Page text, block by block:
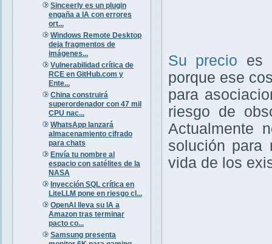
Sinceerly es un plugin
engaña a IA con errores
ort...
Windows Remote Desktop
deja fragmentos de
imágenes...
Vulnerabilidad crítica de
RCE en GitHub.com y
Ente...
China construirá
superordenador con 47 mil
CPU nac...
WhatsApp lanzará
almacenamiento cifrado
para chats
Envía tu nombre al
espacio con satélites de la
NASA
Inyección SQL crítica en
LiteLLM pone en riesgo cl...
OpenAI lleva su IA a
Amazon tras terminar
pacto co...
Samsung presenta
Su precio es
porque ese
para
riesgo de
Actualmente
solución para
vida de los